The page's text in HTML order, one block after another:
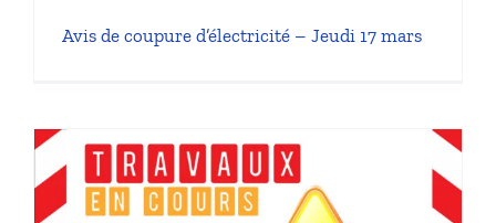
Avis de coupure d’électricité – Jeudi 17 mars